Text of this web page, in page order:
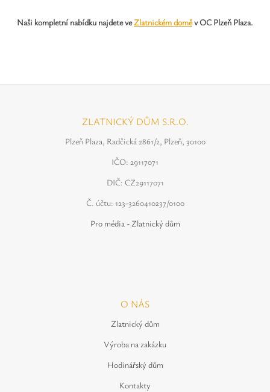
Naši kompletní nabídku najdete veZlatnickém doměv OC Plzeň Plaza.
ZLATNICKÝ DŮM S.R.O.
Plzeň Plaza, Radčická 2861/2, Plzeň, 30100
IČO: 29117071
DIČ: CZ29117071
Č. účtu: 123-3260410237/0100
Pro média - Zlatnický dům
O NÁS
Zlatnický dům
Výroba na zakázku
Hodinářský dům
Kontakty